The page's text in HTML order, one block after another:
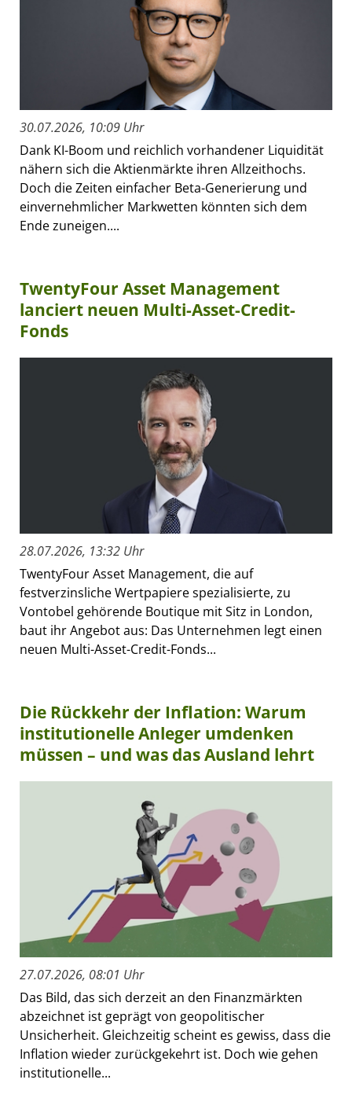
30.07.2026, 10:09 Uhr
Dank KI-Boom und reichlich vorhandener Liquidität
nähern sich die Aktienmärkte ihren Allzeithochs.
Doch die Zeiten einfacher Beta-Generierung und
einvernehmlicher Markwetten könnten sich dem
Ende zuneigen....
TwentyFour Asset Management
lanciert neuen Multi-Asset-Credit-
Fonds
28.07.2026, 13:32 Uhr
TwentyFour Asset Management, die auf
festverzinsliche Wertpapiere spezialisierte, zu
Vontobel gehörende Boutique mit Sitz in London,
baut ihr Angebot aus: Das Unternehmen legt einen
neuen Multi-Asset-Credit-Fonds...
Die Rückkehr der Inflation: Warum
institutionelle Anleger umdenken
müssen – und was das Ausland lehrt
27.07.2026, 08:01 Uhr
Das Bild, das sich derzeit an den Finanzmärkten
abzeichnet ist geprägt von geopolitischer
Unsicherheit. Gleichzeitig scheint es gewiss, dass die
Inflation wieder zurückgekehrt ist. Doch wie gehen
institutionelle...